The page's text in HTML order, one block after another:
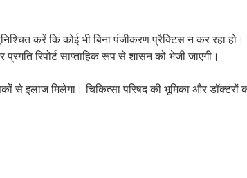
करें कि कोई भी बिना पंजीकरण प्रैक्टिस न कर रहा
रिपोर्ट साप्ताहिक रूप से शासन को भेजी जाएगी।
इलाज मिलेगा। चिकित्सा परिषद की भूमिका और डॉक्टरों